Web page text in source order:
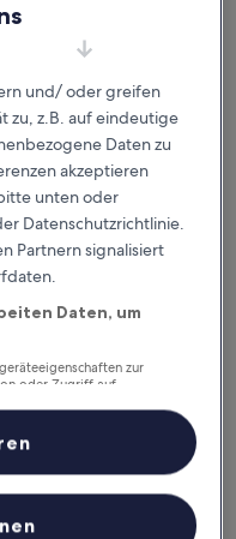
Der
Preis
103 €
inkl. Steuern & Gebühren
9. Aug.–10. Aug.
und/ oder greifen
zu, z.B. auf eindeutige
Daten zu
akzeptieren
unten oder
Datenschutzrichtlinie.
Partnern signalisiert
Daten, um
zur
oder Zugriff auf
Performance von Inhalten,
Verbesserung von